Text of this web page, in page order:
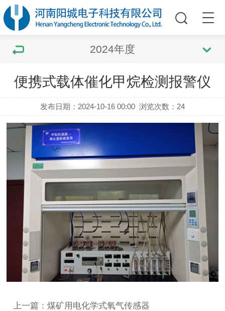
2024年度
便携式载体催化甲烷检测报警仪
发布日期：2024-10-16 00:00 浏览次数： 24
上一篇：煤矿用电化学式氧气传感器